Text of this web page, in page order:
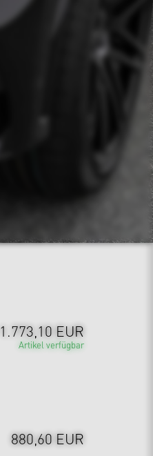
1.773,10 EUR
Artikel verfügbar
880,60 EUR